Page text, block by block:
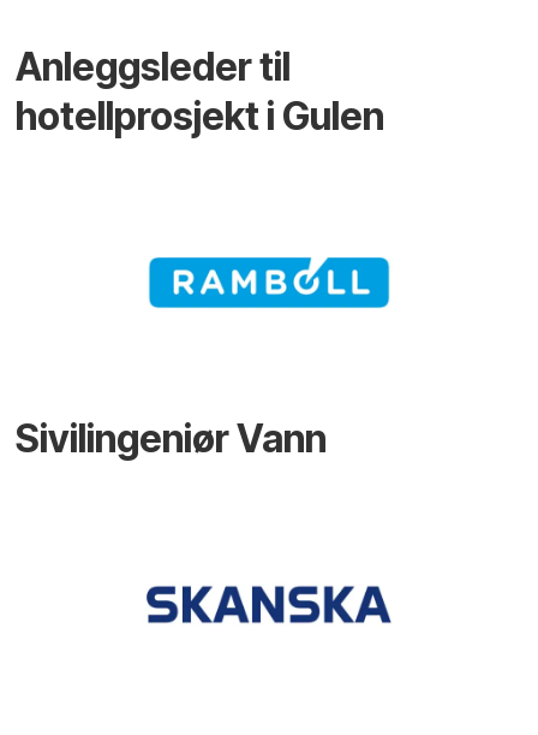
Anleggsleder til
hotellprosjekt i Gulen
Sivilingeniør Vann